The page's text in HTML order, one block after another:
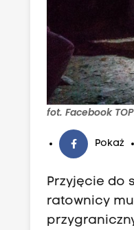
fot. Facebook
Pokaż
Przyjęcie do
ratownicy